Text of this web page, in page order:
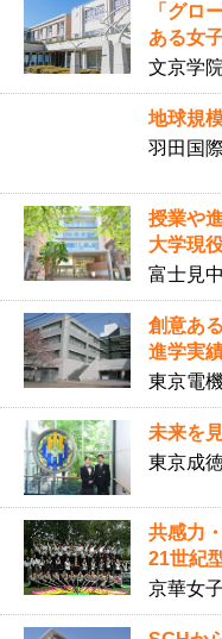
「グロ
ある女
文京学
地球規
羽田国
授業や
大学現
富士見
創意あ
進学実
東京電
未来を
東京成
共感力
21世紀
京華女